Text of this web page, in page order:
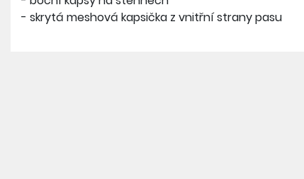
- skrytá meshová kapsička z vnitřní strany pasu